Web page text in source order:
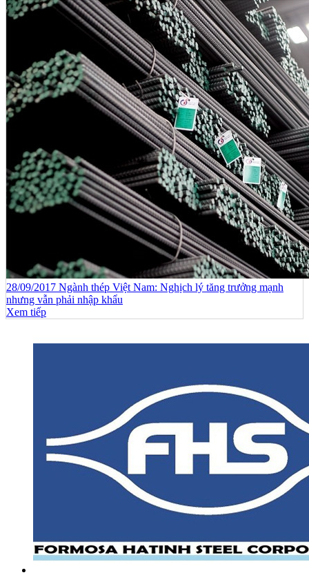
28/09/2017 Ngành thép Việt Nam: Nghịch lý tăng trưởng mạnh
nhưng vẫn phải nhập khẩu
Xem tiếp